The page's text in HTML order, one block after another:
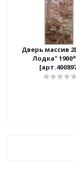
Дверь массив
Лодка"